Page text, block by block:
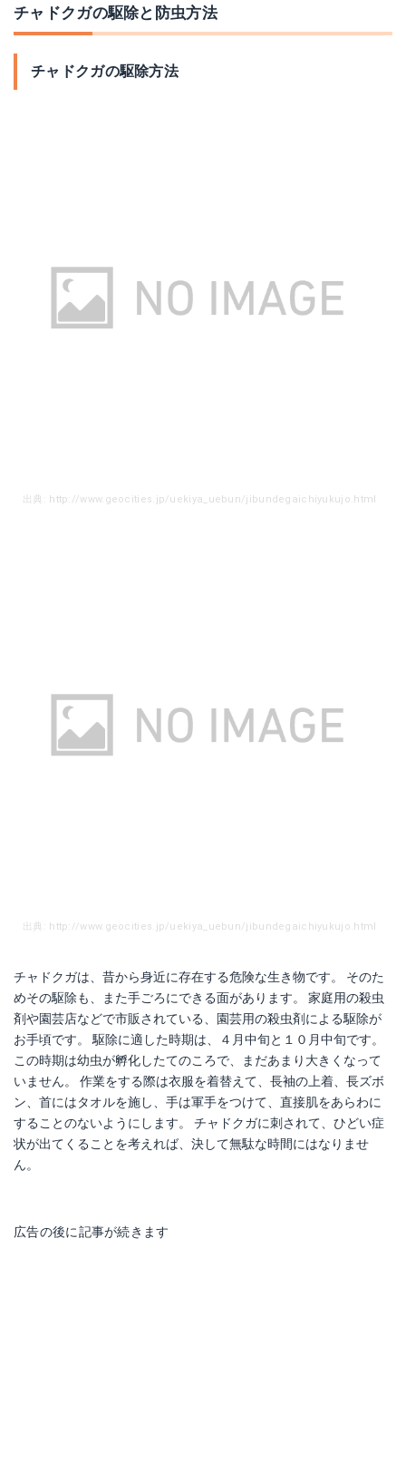
チャドクガの駆除と防虫方法
チャドクガの駆除方法
出典: http://www.geocities.jp/uekiya_uebun/jibundegaichiyukujo.html
出典: http://www.geocities.jp/uekiya_uebun/jibundegaichiyukujo.html
チャドクガは、昔から身近に存在する危険な生き物です。 そのた
めその駆除も、また手ごろにできる面があります。 家庭用の殺虫
剤や園芸店などで市販されている、園芸用の殺虫剤による駆除が
お手頃です。 駆除に適した時期は、４月中旬と１０月中旬です。
この時期は幼虫が孵化したてのころで、まだあまり大きくなって
いません。 作業をする際は衣服を着替えて、長袖の上着、長ズボ
ン、首にはタオルを施し、手は軍手をつけて、直接肌をあらわに
することのないようにします。 チャドクガに刺されて、ひどい症
状が出てくることを考えれば、決して無駄な時間にはなりませ
ん。
広告の後に記事が続きます